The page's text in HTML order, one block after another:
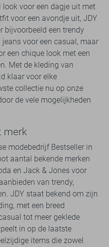
voor een dagje uit met
voor een avondje uit, JDY
bijvoorbeeld een trendy
voor een casual, maar
een chique look met een
Met de kleding van
klaar voor elke
collectie nu op onze
de vele mogelijkheden
merk
modebedrijf Bestseller in
aantal bekende merken
en Jack & Jones voor
van trendy,
JDY staat bekend om zijn
met een breed
tot meer geklede
in op de laatste
items die zowel